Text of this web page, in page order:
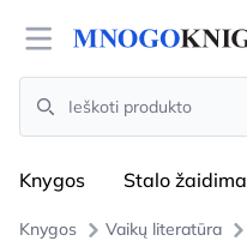
Open menu
Search
Knygos Stalo
Knygos Vaikų literatūra